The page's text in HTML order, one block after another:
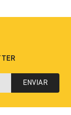
ENVIAR